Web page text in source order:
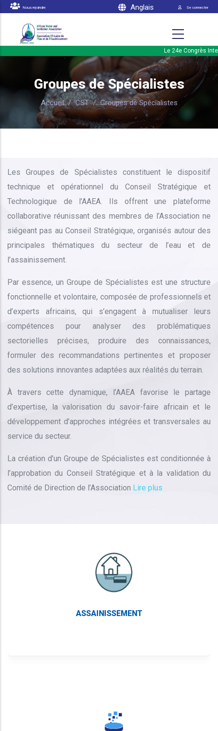
Aller au contenu principal
Nous rejoindre Anglais Menu
Se connecter
Le 24e Congrès
Groupes de Spécialistes
Accueil / CST/ Groupes de Spécialistes
Les Groupes de Spécialistes constituent le dispositif
technique et opérationnel du Conseil Stratégique et
Technologique de l’AAEA. Ils offrent une plateforme
collaborative réunissant des membres de l’Association ne
siégeant pas au Conseil Stratégique, organisés autour des
principales thématiques du secteur de l’eau et de
l’assainissement.
Par essence, un Groupe de Spécialistes est une structure
fonctionnelle et volontaire, composée de professionnels et
d’experts africains, qui s’engagent à mutualiser leurs
compétences pour analyser des problématiques
sectorielles précises, produire des connaissances,
formuler des recommandations pertinentes et proposer
des solutions innovantes adaptées aux réalités du terrain.
À travers cette dynamique, l’AAEA favorise le partage
d’expertise, la valorisation du savoir-faire africain et le
développement d’approches intégrées et transversales au
service du secteur.
La création d’un Groupe de Spécialistes est conditionnée à
l’approbation du Conseil Stratégique et à la validation du
Comité de Direction de l’Association Lire plus
ASSAINISSEMENT